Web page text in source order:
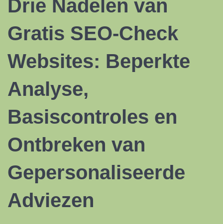
Drie Nadelen van
Gratis SEO-Check
Websites: Beperkte
Analyse,
Basiscontroles en
Ontbreken van
Gepersonaliseerde
Adviezen